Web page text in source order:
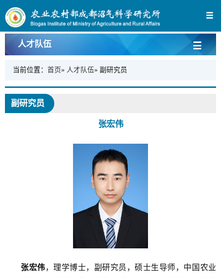
人才队伍
当前位置： 首页» 人才队伍» 副研究员
副研究员
张宏伟
张宏伟，理学博士， 副研究员 ，硕士生导师 ， 中国农业